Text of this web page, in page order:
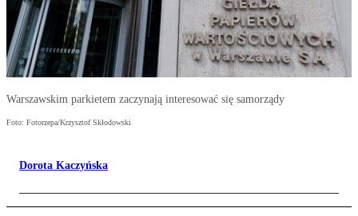
Warszawskim parkietem zaczynają interesować się samorządy
Foto: Fotorzepa/Krzysztof Skłodowski
Dorota Kaczyńska